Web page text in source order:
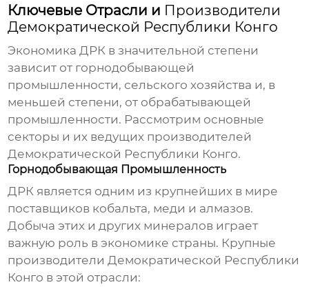
Ключевые Отрасли и Производители
Демократической Республики Конго
Экономика ДРК в значительной степени
зависит от горнодобывающей
промышленности, сельского хозяйства и, в
меньшей степени, от обрабатывающей
промышленности. Рассмотрим основные
секторы и их ведущих производителей
Демократической Республики Конго.
Горнодобывающая Промышленность
ДРК является одним из крупнейших в мире
поставщиков кобальта, меди и алмазов.
Добыча этих и других минералов играет
важную роль в экономике страны. Крупные
производители Демократической Республики
Конго в этой отрасли: